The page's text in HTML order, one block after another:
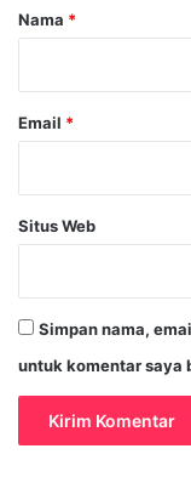
rNama *
Email *
Situs Web
Simpan nama,
untuk komentar saya